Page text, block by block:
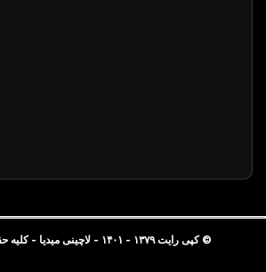
© کپی رایت ۱۳۷۹ - ۱۴۰۱ - لاچینی میدیا - کلیه حقوق محفوظ است